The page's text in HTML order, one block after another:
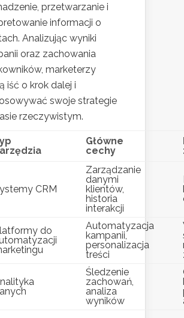
przetwarzanie i
informacji o
Analizując wyniki
oraz zachowania
marketerzy
iść o krok dalej i
swoje strategie
rzeczywistym.
Główne
cechy
CRM
Zarządzanie
danymi
klientów,
historia
interakcji
do
Automatyzacja
kampanii,
personalizacja
treści
Śledzenie
zachowań,
analiza
wyników